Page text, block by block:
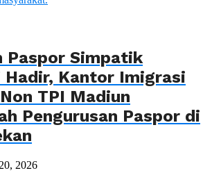
Paspor Simpatik
Hadir, Kantor Imigrasi
TPI Madiun
Pengurusan Paspor di
2026